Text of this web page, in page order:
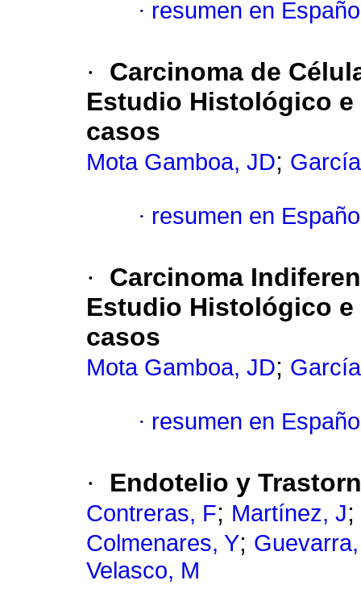
· resumen en
·
Carcinoma de
Estudio Histológico
casos
Mota Gamboa, JD;
· resumen en
·
Carcinoma
Estudio Histológico
casos
Mota Gamboa, JD;
· resumen en
· Endotelio y
Contreras, F; Martínez, J;
Colmenares, Y;
Velasco, M